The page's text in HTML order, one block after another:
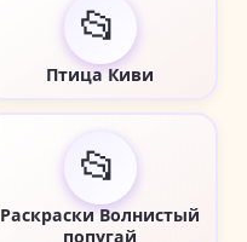
📂
Птица Киви
📂
Раскраски Волнистый
попугай